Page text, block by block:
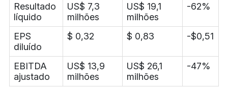
Resultado
líquido
US$ 7,3
milhões
US$ 19,1
milhões
-62%
EPS
diluído
$ 0,32 $ 0,83 -$0,51
EBITDA
ajustado
US$ 13,9
milhões
US$ 26,1
milhões
-47%